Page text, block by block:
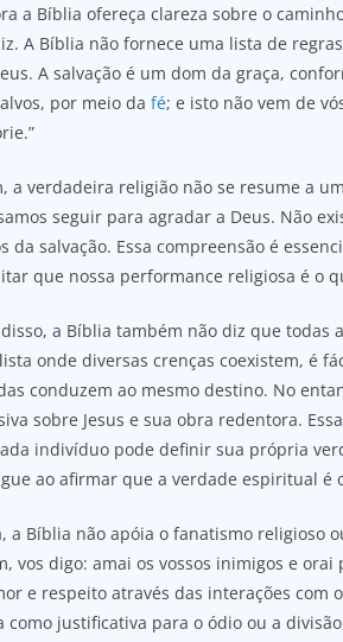
a Bíblia ofereça clareza sobre o
A Bíblia não fornece uma lista de
A salvação é um dom da graça,
por meio da fé; e isto não vem de
a verdadeira religião não se resume a
seguir para agradar a Deus. Não
da salvação. Essa compreensão é
que nossa performance religiosa é o
a Bíblia também não diz que todas
onde diversas crenças coexistem, é
conduzem ao mesmo destino. No
sobre Jesus e sua obra redentora.
indivíduo pode definir sua própria
ao afirmar que a verdade espiritual é
a Bíblia não apóia o fanatismo religioso
vos digo: amai os vossos inimigos e
e respeito através das interações com
como justificativa para o ódio ou a